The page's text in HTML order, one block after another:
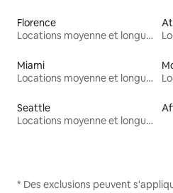
Florence
Locations moyenne et longue durée
Miami
Locations moyenne et longue durée
Seattle
Locations moyenne et longue durée
* Des exclusions peuvent